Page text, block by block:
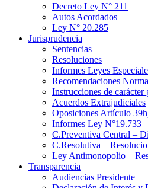
Decreto Ley N° 211
Autos Acordados
Ley N° 20.285
Jurisprudencia
Sentencias
Resoluciones
Informes Leyes
Recomendaciones
Instrucciones de carácter
Acuerdos Extrajudiciales
Oposiciones Artículo
Informes Ley N°19.733
C.Preventiva Central –
C.Resolutiva –
Ley Antimonopolio –
Transparencia
Audiencias Presidente